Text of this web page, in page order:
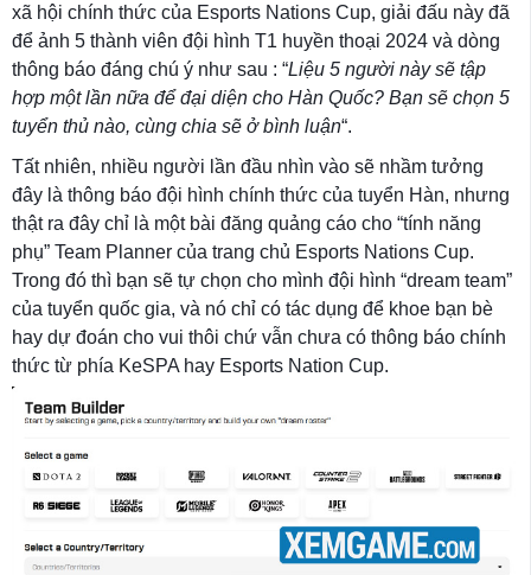
xã hội chính thức của Esports Nations Cup, giải đấu này đã
để ảnh 5 thành viên đội hình T1 huyền thoại 2024 và dòng
thông báo đáng chú ý như sau : “Liệu 5 người này sẽ tập
hợp một lần nữa để đại diện cho Hàn Quốc? Bạn sẽ chọn 5
tuyển thủ nào, cùng chia sẽ ở bình luận“.
Tất nhiên, nhiều người lần đầu nhìn vào sẽ nhầm tưởng
đây là thông báo đội hình chính thức của tuyển Hàn, nhưng
thật ra đây chỉ là một bài đăng quảng cáo cho “tính năng
phụ” Team Planner của trang chủ Esports Nations Cup.
Trong đó thì bạn sẽ tự chọn cho mình đội hình “dream team”
của tuyển quốc gia, và nó chỉ có tác dụng để khoe bạn bè
hay dự đoán cho vui thôi chứ vẫn chưa có thông báo chính
thức từ phía KeSPA hay Esports Nation Cup.